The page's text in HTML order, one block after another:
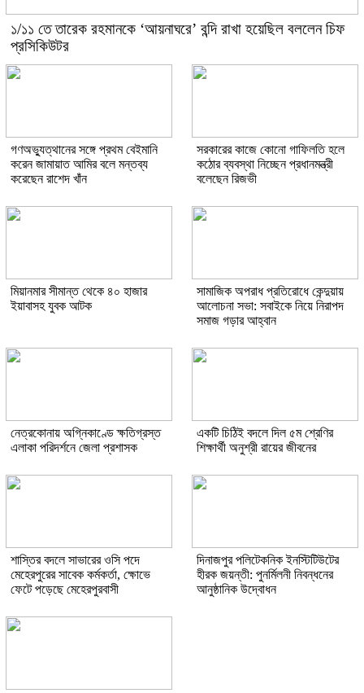
১/১১ তে তারেক রহমানকে ‘আয়নাঘরে’ বন্দি রাখা হয়েছিল বললেন চিফ
প্রসিকিউটর
গণঅভ্যুত্থানের সঙ্গে প্রথম বেইমানি
করেন জামায়াত আমির বলে মন্তব্য
করেছেন রাশেদ খাঁন
সরকারের কাজে কোনো গাফিলতি হলে
কঠোর ব্যবস্থা নিচ্ছেন প্রধানমন্ত্রী
বলেছেন রিজভী
মিয়ানমার সীমান্ত থেকে ৪০ হাজার
ইয়াবাসহ যুবক আটক
সামাজিক অপরাধ প্রতিরোধে কেন্দুয়ায়
আলোচনা সভা: সবাইকে নিয়ে নিরাপদ
সমাজ গড়ার আহ্বান
নেত্রকোনায় অগ্নিকাণ্ডে ক্ষতিগ্রস্ত
এলাকা পরিদর্শনে জেলা প্রশাসক
একটি চিঠিই বদলে দিল ৫ম শ্রেণির
শিক্ষার্থী অনুশ্রী রায়ের জীবনের
শাস্তির বদলে সাভারের ওসি পদে
মেহেরপুরের সাবেক কর্মকর্তা, ক্ষোভে
ফেটে পড়েছে মেহেরপুরবাসী
দিনাজপুর পলিটেকনিক ইনস্টিটিউটের
হীরক জয়ন্তী: পুনর্মিলনী নিবন্ধনের
আনুষ্ঠানিক উদ্বোধন